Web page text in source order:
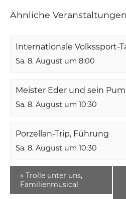
Ähnliche Veranstaltungen
Internationale Volkssport-
Sa. 8. August um 8:00
Meister Eder und sein
Sa. 8. August um 10:30
Porzellan-Trip, Führung
Sa. 8. August um 10:30
« Trolle unter uns,
Familienmusical